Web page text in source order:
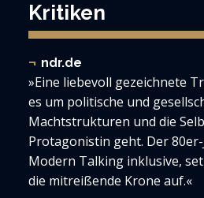
Kritiken
ndr.de
»Eine liebevoll gezeichnete
es um politische und
Machtstrukturen und die
Protagonistin geht. Der
Modern Talking inklusive,
die mitreißende Krone auf.«